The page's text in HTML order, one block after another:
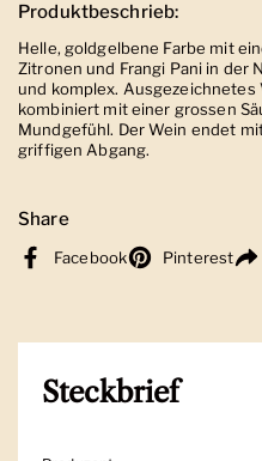
Produktbeschrieb:
Helle, goldgelbene Farbe mit
Zitronen und Frangi Pani in der
und komplex.
kombiniert mit einer grossen
Mundgefühl. Der Wein endet
griffigen Abgang.
Share
Facebook Pinterest
Steckbrief